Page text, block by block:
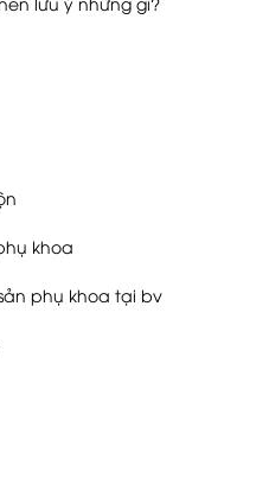
khoa
phụ khoa tại bv